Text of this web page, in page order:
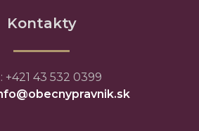
Kontakty
+421 43 532 0399